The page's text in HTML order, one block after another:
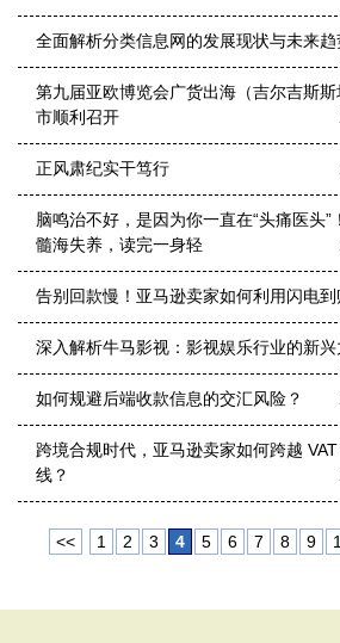
全面解析分类信息网的发展现状与未来趋
第九届亚欧博览会广货出海（吉尔吉斯
市顺利召开
正风肃纪实干笃行
脑鸣治不好，是因为你一直在“头痛医头
髓海失养，读完一身轻
告别回款慢！亚马逊卖家如何利用闪电
深入解析牛马影视：影视娱乐行业的新
如何规避后端收款信息的交汇风险？
跨境合规时代，亚马逊卖家如何跨越
线？
<< 1 2 3 4 5 6 7 8 9